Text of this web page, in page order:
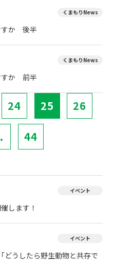
くまもりNews
すか 後半
くまもりNews
すか 前半
24 25 26
44
イベント
します！
イベント
どうしたら野生動物と共存で